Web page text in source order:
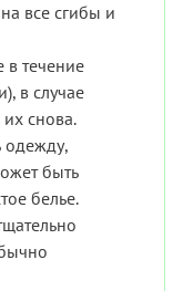
все сгибы и
в течение
в случае
снова.
одежду,
быть
белье.